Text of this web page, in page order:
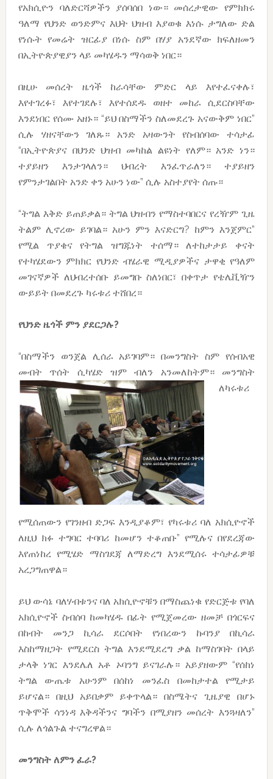
የአክሲዮን ባለድርሻዎችን ያሰባሰበ ነው። መሰረታዊው የምክክሩ
ዓለማ የህንድ ወንድምና እህት ህዝብ እያወቁ እነሱ ታግለው ድል
የነሱት የመሬት ዝርፊያ በነሱ ስም በሃያ አንደኛው ክፍለዘመን
በኢትዮጵያዊያን ላይ መካሄዱን ማሳወቅ ነበር።
በዚሁ መሰረት ዜጎች ከራሳቸው ምድር ላይ እየተፈናቀሉ፣
እየተገረፉ፣ እየተገደሉ፣ እየተሰደዱ ወዘተ መከራ ሲደርስባቸው
እንደነበር የሰሙ አዘኑ። “ይህ በስማችን ስለመደረጉ አናውቅም ነበር”
ሲሉ ሃዘናቸውን ገለጹ። አንድ አዛውንት የስብሰባው ተሳታፊ
“በኢትዮጵያና በህንድ ህዝብ መካከል ልዩነት የለም። አንድ ነን።
ተያይዘን እንታገላለን። ህብረት እንፈጥራለን። ተያይዘን
የምንታገልበት አንድ ቀን አሁን ነው” ሲሉ አስተያየት ሰጡ።
“ትግል እቅድ ይጠይቃል። ትግል ህዝብን የማስተባበርና የረዥም ጊዜ
ትልም ሊኖረው ይገባል። አሁን ምን እናድርግ? ከምን እንጀምር”
የሚል ጥያቄና የትግል ዝግጁነት ተሰማ። ለተከታታይ ቀናት
የተካሄደውን ምክክር የህንድ ብሄራዊ ሚዲያዎችና ታዋቂ የዓለም
መገናኛዎች ለህብረተሰቡ ይመግቡ ስለነበር፣ በቀጥታ የቴሌቪዥን
ውይይት በመደረጉ ካሩቱሪ ተሸበረ።
የህንድ ዜጎች ምን ያደርጋሉ?
“በስማችን ወንጀል ሊሰራ አይገባም። በመንግስት ስም የሰብአዊ
መብት ጥሰት ሲካሄድ ዝም ብለን አንመለከትም። መንግስት
ለካሩቱሪ
የሚሰጠውን የገንዘብ ድጋፍ እንዲያቆም፣ የካሩቱሪ ባለ አክሲዮኖች
ለዚህ ክፉ ተግባር ተባባሪ ከመሆን ተቆጠቡ” የሚሉና በየደረጃው
እየጠነከረ የሚሄድ ማስገደጃ ለማድረግ እንደሚሰሩ ተሳታፊዎቹ
አረጋግጠዋል።
ይህ ውሳኔ ባለሃብቱንና ባለ አክሲዮኖቹን በማስጨነቁ የድርጅቱ የባለ
አክሲዮኖች ስብሰባ ከመካሄዱ በፊት የሚጀመረው ዘመቻ በጎርፍና
በከብት መንጋ ኪሳራ ደርሶበት የነበረውን ኩባንያ በኪሳራ
እስከማዘጋት የሚደርስ ትግል እንደሚደረግ ቃል ከማስገባት በላይ
ታላቅ ነገር እንደሌለ አቶ ኦባንግ ይናገራሉ። አይያዘውም “የሰከነ
ትግል ውጤቱ አሁንም በሰከነ መንፈስ በመከታተል የሚታይ
ይሆናል። በዚህ አይበቃም ይቀጥላል። በስሜትና ጊዜያዊ በሆኑ
ጥቅሞች ሳንነዳ እቅዳችንና ግባችን በሚያዘን መሰረት እንጓዛለን”
ሲሉ ለጎልጉል ተናግረዋል።
መንግስት ለምን ፈራ?